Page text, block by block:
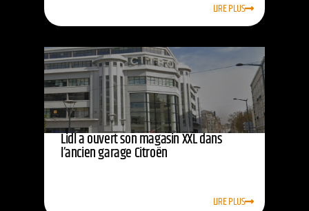
LIRE PLUS
Lidl a ouvert son magasin XXL dans
l’ancien garage Citroën
LIRE PLUS